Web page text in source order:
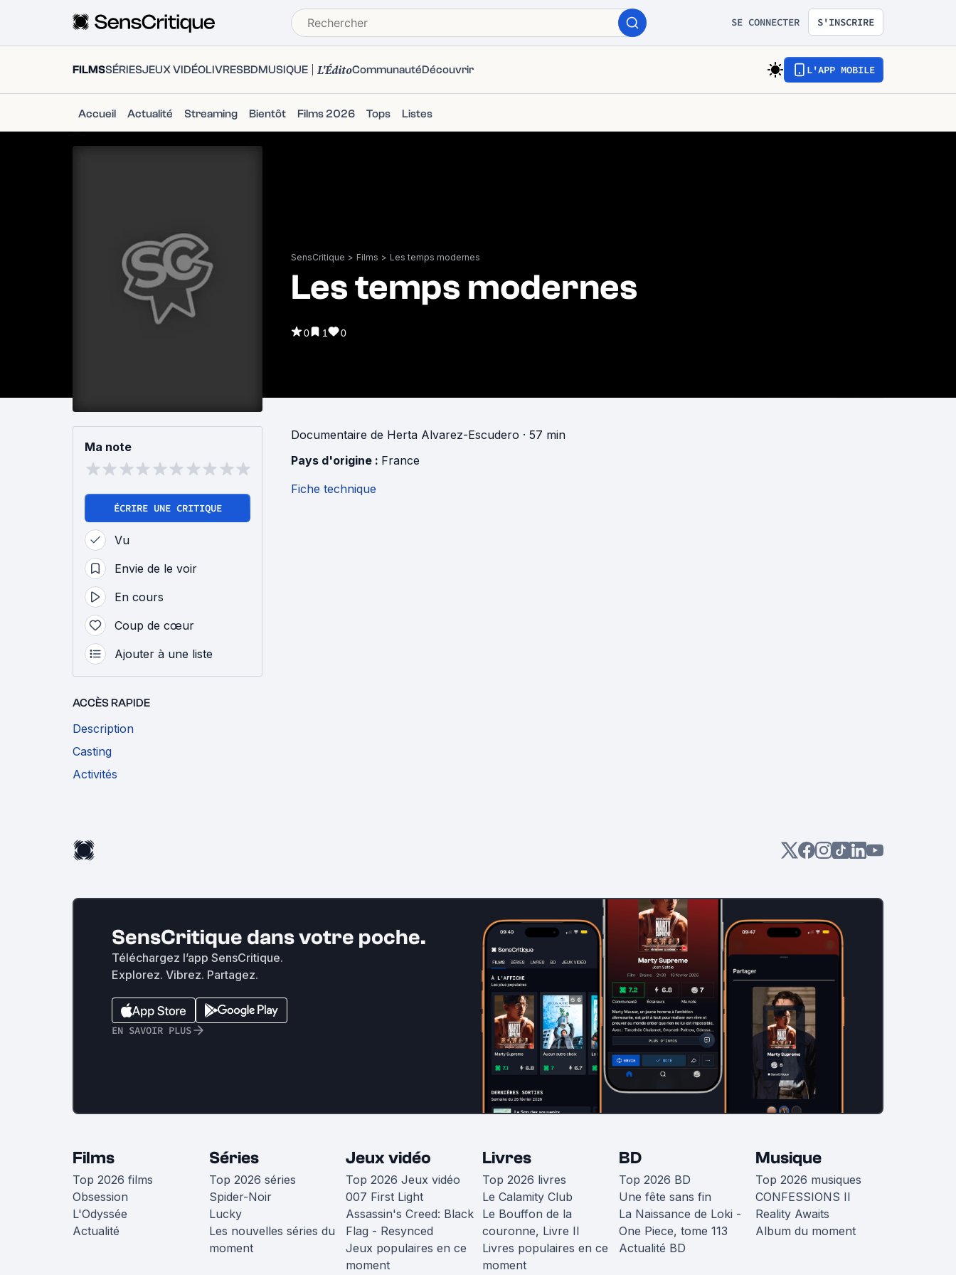
SE CONNECTER S'INSCRIRE
FILMSSÉRIESJEUX VIDÉOLIVRESBDMUSIQUE L'ÉditoCommunautéDécouvrir L'APP MOBILE
Accueil Actualité Streaming Bientôt Films 2026 Tops Listes
SensCritique > Films > Les temps modernes
Les temps modernes
0 1 0
Ma note
ÉCRIRE UNE CRITIQUE
Vu
Envie de le voir
En cours
Coup de cœur
Ajouter à une liste
ACCÈS RAPIDE
Description
Casting
Activités
Documentaire de Herta Alvarez-Escudero · 57 min
Pays d'origine : France
Fiche technique
SensCritique dans votre poche.
Téléchargez l’app SensCritique.
Explorez. Vibrez. Partagez.
EN SAVOIR PLUS
Films
Top 2026 films
Obsession
L'Odyssée
Actualité
Séries
Top 2026 séries
Spider-Noir
Lucky
Les nouvelles séries du
moment
Jeux vidéo
Top 2026 Jeux vidéo
007 First Light
Assassin's Creed: Black
Flag - Resynced
Jeux populaires en ce
moment
Livres
Top 2026 livres
Le Calamity Club
Le Bouffon de la
couronne, Livre II
Livres populaires en ce
moment
BD
Top 2026 BD
Une fête sans fin
La Naissance de Loki -
One Piece, tome 113
Actualité BD
Musique
Top 2026 musiques
CONFESSIONS II
Reality Awaits
Album du moment